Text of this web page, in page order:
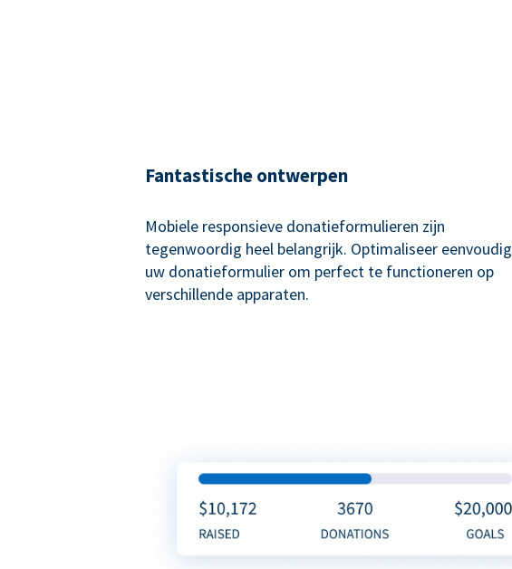
Fantastische ontwerpen
Mobiele responsieve donatieformulieren zijn
tegenwoordig heel belangrijk. Optimaliseer eenvoudig
uw donatieformulier om perfect te functioneren op
verschillende apparaten.